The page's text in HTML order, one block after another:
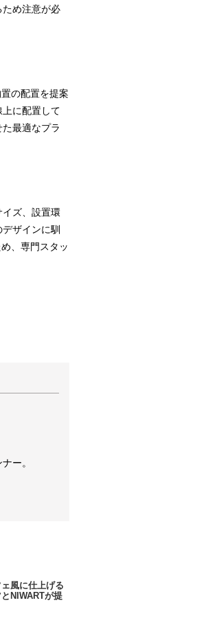
め注意が必
の配置を提案
に配置して
最適なプラ
ズ、設置環
ザインに馴
、専門スタッ
ー。
風に仕上げる
NIWARTが提